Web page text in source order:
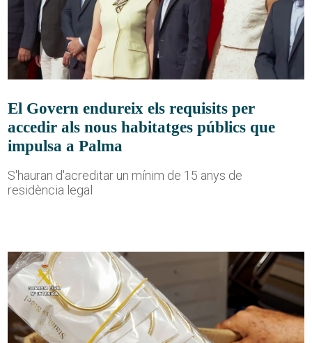
El Govern endureix els requisits per
accedir als nous habitatges públics que
impulsa a Palma
S'hauran d'acreditar un mínim de 15 anys de
residència legal